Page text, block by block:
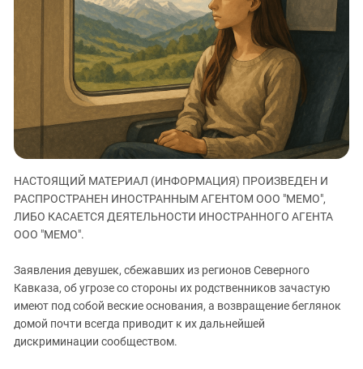
ЗАСТАВЛЯЕТ
КАВКАЗ ЗА ПАЛЕСТИНУ
ИНАКОМЫСЛИЕ В ЧЕЧНЕ
ПРЕСЛЕДОВАНИЕ АКТИВИСТОВ
МОБИЛИЗАЦИЯ И ПРОТЕСТЫ
Ингушетия
Кабардино-Балкария
Калмыкия
Карачаево-Черкесия
Краснодарский край
Российская Федерация
Ростовская область
Северная Осетия - Алания
СКФО
Ставропольский край
Южная Осетия
НАСТОЯЩИЙ МАТЕРИАЛ (ИНФОРМАЦИЯ) ПРОИЗВЕДЕН И
РАСПРОСТРАНЕН ИНОСТРАННЫМ АГЕНТОМ ООО "МЕМО",
ЛИБО КАСАЕТСЯ ДЕЯТЕЛЬНОСТИ ИНОСТРАННОГО АГЕНТА
ООО "МЕМО".
Заявления девушек, сбежавших из регионов Северного
Кавказа, об угрозе со стороны их родственников зачастую
имеют под собой веские основания, а возвращение беглянок
домой почти всегда приводит к их дальнейшей
дискриминации сообществом.